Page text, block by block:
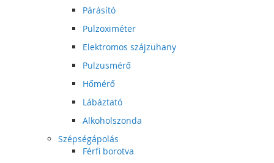
Párásító
Pulzoximéter
Elektromos szájzuhany
Pulzusmérő
Hőmérő
Lábáztató
Alkoholszonda
Szépségápolás
Férfi borotva